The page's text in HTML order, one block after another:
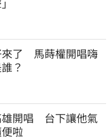
了　馬蒔權開唱嗨
？
開唱　台下讓他氣
啦